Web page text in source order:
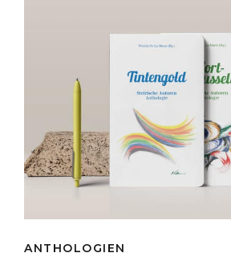
ANTHOLOGIEN
ANTHOLOGIEN